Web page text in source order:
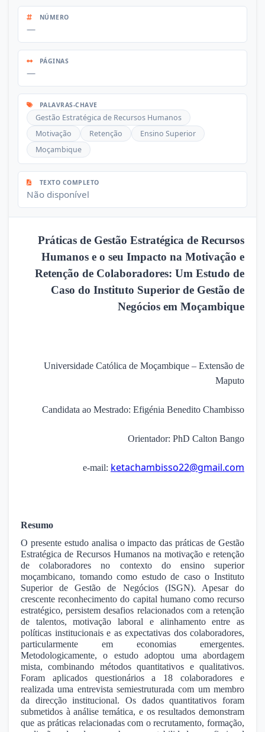
NÚMERO
—
PÁGINAS
—
PALAVRAS-CHAVE
Gestão Estratégica de Recursos Humanos
Motivação
Retenção
Ensino Superior
Moçambique
TEXTO COMPLETO
Não disponível
Práticas de Gestão Estratégica de Recursos
Humanos e o seu Impacto na Motivação e
Retenção de Colaboradores: Um Estudo de
Caso do Instituto Superior de Gestão de
Negócios em Moçambique
Universidade Católica de Moçambique – Extensão de
Maputo
Candidata ao Mestrado: Efigénia Benedito Chambisso
Orientador: PhD Calton Bango
e-mail: ketachambisso22@gmail.com
Resumo
O presente estudo analisa o impacto das práticas de Gestão
Estratégica de Recursos Humanos na motivação e retenção
de colaboradores no contexto do ensino superior
moçambicano, tomando como estudo de caso o Instituto
Superior de Gestão de Negócios (ISGN). Apesar do
crescente reconhecimento do capital humano como recurso
estratégico, persistem desafios relacionados com a retenção
de talentos, motivação laboral e alinhamento entre as
políticas institucionais e as expectativas dos colaboradores,
particularmente em economias emergentes.
Metodologicamente, o estudo adoptou uma abordagem
mista, combinando métodos quantitativos e qualitativos.
Foram aplicados questionários a 18 colaboradores e
realizada uma entrevista semiestruturada com um membro
da direcção institucional. Os dados quantitativos foram
submetidos à análise temática, e os resultados demonstram
que as práticas relacionadas com o recrutamento, formação,